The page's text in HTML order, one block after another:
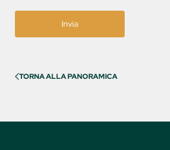
Invia
TORNA ALLA PANORAMICA